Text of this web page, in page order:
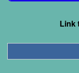
Link